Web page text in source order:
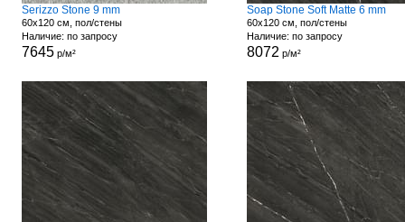
Serizzo Stone 9 mm
60x120 см, пол/стены
Наличие: по запросу
7645р/м²
Soap Stone Soft Matte 6 mm
60x120 см, пол/стены
Наличие: по запросу
8072 р/м²